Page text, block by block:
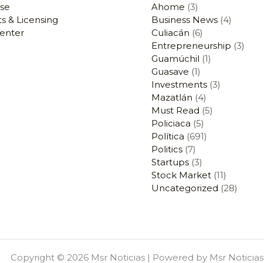
& Licensing
Ahome (3)
Business News (4)
Culiacán (6)
Entrepreneurship (3)
Guamúchil (1)
Guasave (1)
Investments (3)
Mazatlán (4)
Must Read (5)
Policiaca (5)
Política (691)
Politics (7)
Startups (3)
Stock Market (11)
Uncategorized (28)
Copyright © 2026 Msr Noticias | Powered by Msr Noticias